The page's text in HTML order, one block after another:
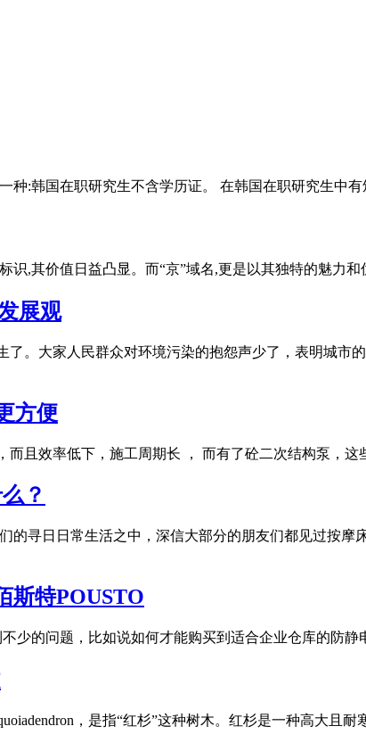
种:韩国在职研究生不含学历证。 在韩国在职研究生中
,其价值日益凸显。而“京”域名,更是以其独特的魅力
展观
。大家人民群众对环境污染的抱怨声少了，表明城市
方便
且效率低下，施工周期长 ， 而有了砼二次结构泵，
？
寻日日常生活之中，深信大部分的朋友们都见过按摩
斯特POUSTO
少的问题，比如说如何才能购买到适合企业仓库的防
，是指“红杉”这种树木。红杉是一种高大且